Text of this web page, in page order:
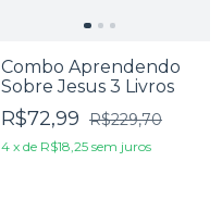
Combo Aprendendo
Sobre Jesus 3 Livros
R$72,99 R$229,70
4 x de R$18,25 sem juros